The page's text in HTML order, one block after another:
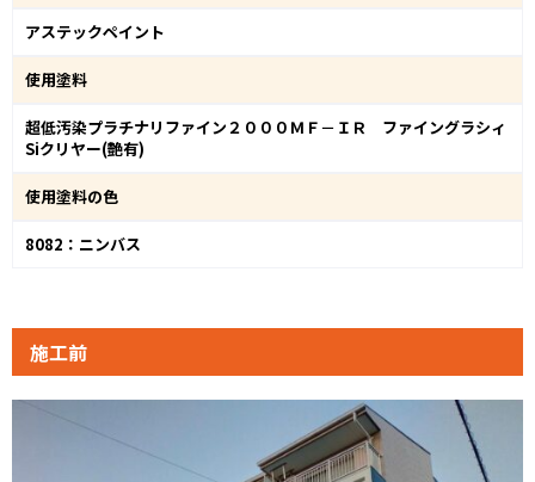
アステックペイント
使用塗料
超低汚染プラチナリファイン２０００ＭＦ－ＩＲ ファイングラシィ
Siクリヤー(艶有)
使用塗料の色
8082：ニンバス
施工前